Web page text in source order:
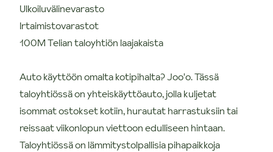
Ulkoiluvälinevarasto
Irtaimistovarastot
100M Telian taloyhtiön laajakaista
Auto käyttöön omalta kotipihalta? Joo'o. Tässä
taloyhtiössä on yhteiskäyttöauto, jolla kuljetat
isommat ostokset kotiin, hurautat harrastuksiin tai
reissaat viikonlopun viettoon edulliseen hintaan.
Taloyhtiössä on lämmitystolpallisia pihapaikkoja